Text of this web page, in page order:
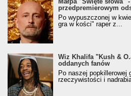
przedpremierowym
Po wypuszczonej w
gra w kości" raper z...
Wiz Khalifa "Kush &
oddanych fanów
Po naszej popkillerowej
rzeczywistości i